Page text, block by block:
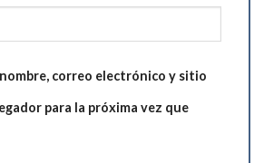
correo electrónico y sitio
para la próxima vez que